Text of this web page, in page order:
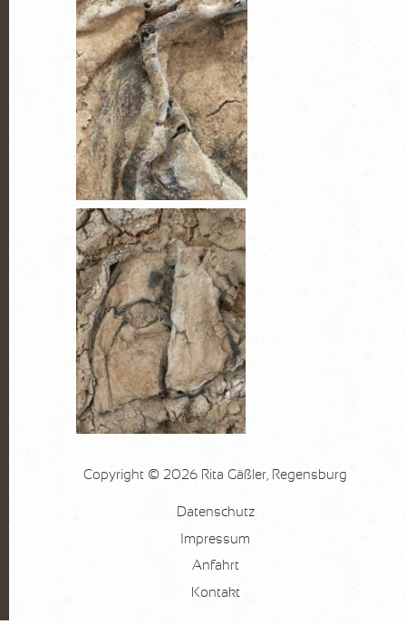
Copyright © 2026 Rita Gäßler, Regensburg
Datenschutz
Impressum
Anfahrt
Kontakt